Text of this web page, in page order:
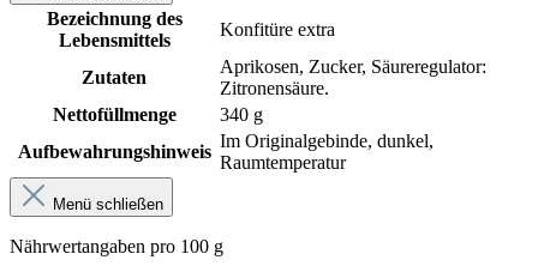
Bezeichnung des
Lebensmittels
Konfitüre extra
Zutaten
Aprikosen, Zucker, Säureregulator:
Zitronensäure.
Nettofüllmenge
340 g
Aufbewahrungshinweis
Im Originalgebinde, dunkel,
Raumtemperatur
Menü schließen
Nährwertangaben pro 100 g